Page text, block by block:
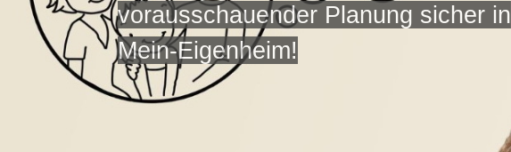
vorausschauender Planung sicher in
Mein-Eigenheim!